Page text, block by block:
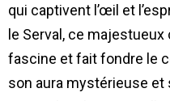
qui captivent l’œil et
le Serval, ce majestueux
fascine et fait fondre le
son aura mystérieuse et